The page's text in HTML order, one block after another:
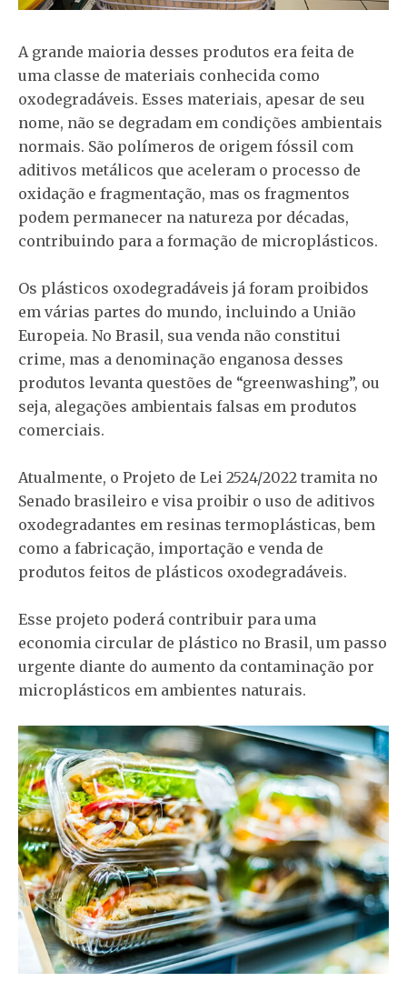
A grande maioria desses produtos era feita de
uma classe de materiais conhecida como
oxodegradáveis. Esses materiais, apesar de seu
nome, não se degradam em condições ambientais
normais. São polímeros de origem fóssil com
aditivos metálicos que aceleram o processo de
oxidação e fragmentação, mas os fragmentos
podem permanecer na natureza por décadas,
contribuindo para a formação de microplásticos.
Os plásticos oxodegradáveis já foram proibidos
em várias partes do mundo, incluindo a União
Europeia. No Brasil, sua venda não constitui
crime, mas a denominação enganosa desses
produtos levanta questões de “greenwashing”, ou
seja, alegações ambientais falsas em produtos
comerciais.
Atualmente, o Projeto de Lei 2524/2022 tramita no
Senado brasileiro e visa proibir o uso de aditivos
oxodegradantes em resinas termoplásticas, bem
como a fabricação, importação e venda de
produtos feitos de plásticos oxodegradáveis.
Esse projeto poderá contribuir para uma
economia circular de plástico no Brasil, um passo
urgente diante do aumento da contaminação por
microplásticos em ambientes naturais.